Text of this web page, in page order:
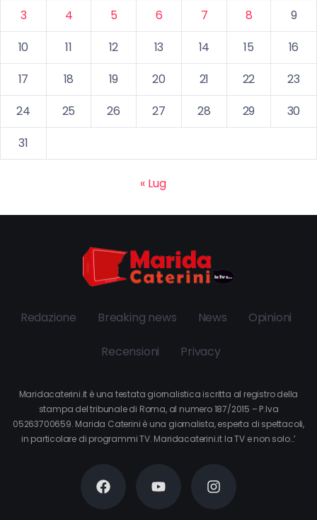
3
4 5 6 7 8
9
10
11 12 13 14 15
16
17
18 19 20 21 22
23
24
25 26 27 28 29
30
31
« Lug
Redazione Breaking news News Opinioni
Recensioni Privacy
Maridacaterini.it è una testata giornalistica iscritta al registro della
stampa del tribunale di Roma, al numero 187/2015 – P.Iva
05263700659. Marida Caterini è una giornalista, esperta di spettacoli,
in particolare di programmi TV. Maridacaterini.it la TV e non solo…’